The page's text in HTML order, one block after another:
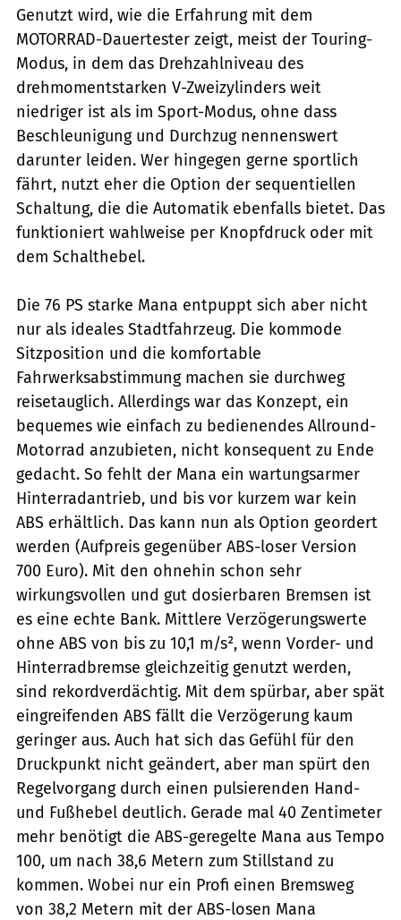
Genutzt wird, wie die Erfahrung mit dem
MOTORRAD-Dauertester zeigt, meist der Touring-
Modus, in dem das Drehzahlniveau des
drehmomentstarken V-Zweizylinders weit
niedriger ist als im Sport-Modus, ohne dass
Beschleunigung und Durchzug nennenswert
darunter leiden. Wer hingegen gerne sportlich
fährt, nutzt eher die Option der sequentiellen
Schaltung, die die Automatik ebenfalls bietet. Das
funktioniert wahlweise per Knopfdruck oder mit
dem Schalthebel.
Die 76 PS starke Mana entpuppt sich aber nicht
nur als ideales Stadtfahrzeug. Die kommode
Sitzposition und die komfortable
Fahrwerksabstimmung machen sie durchweg
reisetauglich. Allerdings war das Konzept, ein
bequemes wie einfach zu bedienendes Allround-
Motorrad anzubieten, nicht konsequent zu Ende
gedacht. So fehlt der Mana ein wartungsarmer
Hinterradantrieb, und bis vor kurzem war kein
ABS erhältlich. Das kann nun als Option geordert
werden (Aufpreis gegenüber ABS-loser Version
700 Euro). Mit den ohnehin schon sehr
wirkungsvollen und gut dosierbaren Bremsen ist
es eine echte Bank. Mittlere Verzögerungswerte
ohne ABS von bis zu 10,1 m/s², wenn Vorder- und
Hinterradbremse gleichzeitig genutzt werden,
sind rekordverdächtig. Mit dem spürbar, aber spät
eingreifenden ABS fällt die Verzögerung kaum
geringer aus. Auch hat sich das Gefühl für den
Druckpunkt nicht geändert, aber man spürt den
Regelvorgang durch einen pulsierenden Hand-
und Fußhebel deutlich. Gerade mal 40 Zentimeter
mehr benötigt die ABS-geregelte Mana aus Tempo
100, um nach 38,6 Metern zum Stillstand zu
kommen. Wobei nur ein Profi einen Bremsweg
von 38,2 Metern mit der ABS-losen Mana